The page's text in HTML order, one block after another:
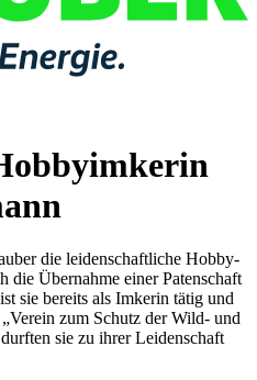
die leidenschaftliche Hobby-
Übernahme einer Patenschaft
sie bereits als Imkerin tätig und
zum Schutz der Wild- und
sie zu ihrer Leidenschaft